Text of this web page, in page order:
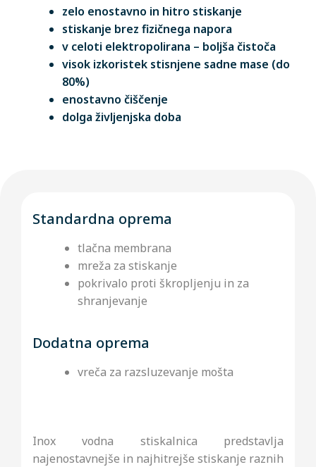
zelo enostavno in hitro stiskanje
stiskanje brez fizičnega napora
v celoti elektropolirana – boljša čistoča
visok izkoristek stisnjene sadne mase (do
80%)
enostavno čiščenje
dolga življenjska doba
Standardna oprema
tlačna membrana
mreža za stiskanje
pokrivalo proti škropljenju in za
shranjevanje
Dodatna oprema
vreča za razsluzevanje mošta
Inox vodna stiskalnica predstavlja
najenostavnejše in najhitrejše stiskanje raznih